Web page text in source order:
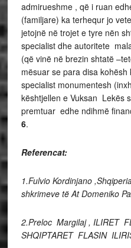
admirueshme , që i ruan
(familjare) ka terhequr jo
jetojnë në trojet e tyre nën
specialist dhe autoritete
(që vinë në brezin shtatë
mësuar se para disa
specialist monumentesh
kështjellen e Vuksan Lekës
premtuar edhe ndihmë
6.
Referencat:
1.Fulvio Kordinjano
shkrimeve të At Domeniko
2.Preloc Margilaj , ILIRET
SHQIPTARET FLASIN